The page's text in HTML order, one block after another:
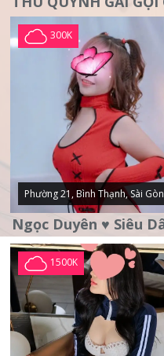
300K
Phường 21, Bình Thạnh, Sài Gòn
1500K